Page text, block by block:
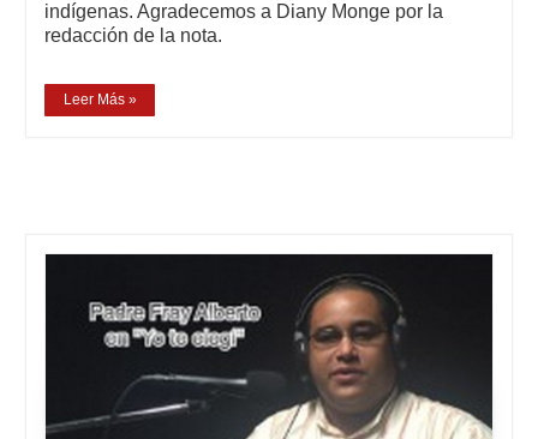
indígenas. Agradecemos a Diany Monge por la
redacción de la nota.
Leer Más »